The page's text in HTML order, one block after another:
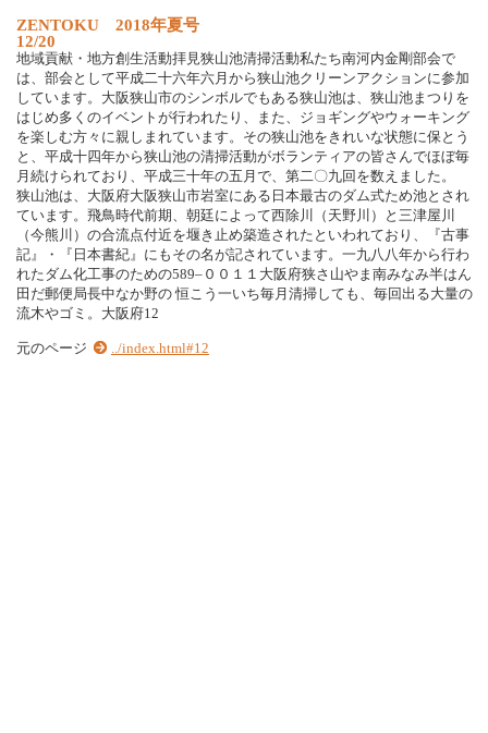
ZENTOKU 2018年夏号
12/20
地域貢献・地方創生活動拝見狭山池清掃活動私たち南河内金剛部会で
は、部会として平成二十六年六月から狭山池クリーンアクションに参加
しています。大阪狭山市のシンボルでもある狭山池は、狭山池まつりを
はじめ多くのイベントが行われたり、また、ジョギングやウォーキング
を楽しむ方々に親しまれています。その狭山池をきれいな状態に保とう
と、平成十四年から狭山池の清掃活動がボランティアの皆さんでほぼ毎
月続けられており、平成三十年の五月で、第二〇九回を数えました。
狭山池は、大阪府大阪狭山市岩室にある日本最古のダム式ため池とされ
ています。飛鳥時代前期、朝廷によって西除川（天野川）と三津屋川
（今熊川）の合流点付近を堰き止め築造されたといわれており、『古事
記』・『日本書紀』にもその名が記されています。一九八八年から行わ
れたダム化工事のための589–００１１大阪府狭さ山やま南みなみ半はん
田だ郵便局長中なか野の 恒こう一いち毎月清掃しても、毎回出る大量の
流木やゴミ。大阪府12
元のページ ../index.html#12